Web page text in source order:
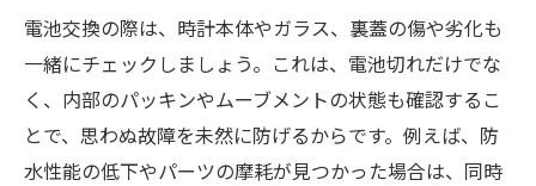
電池交換の際は、時計本体やガラス、裏蓋の傷や劣化も
一緒にチェックしましょう。これは、電池切れだけでな
く、内部のパッキンやムーブメントの状態も確認するこ
とで、思わぬ故障を未然に防げるからです。例えば、防
水性能の低下やパーツの摩耗が見つかった場合は、同時